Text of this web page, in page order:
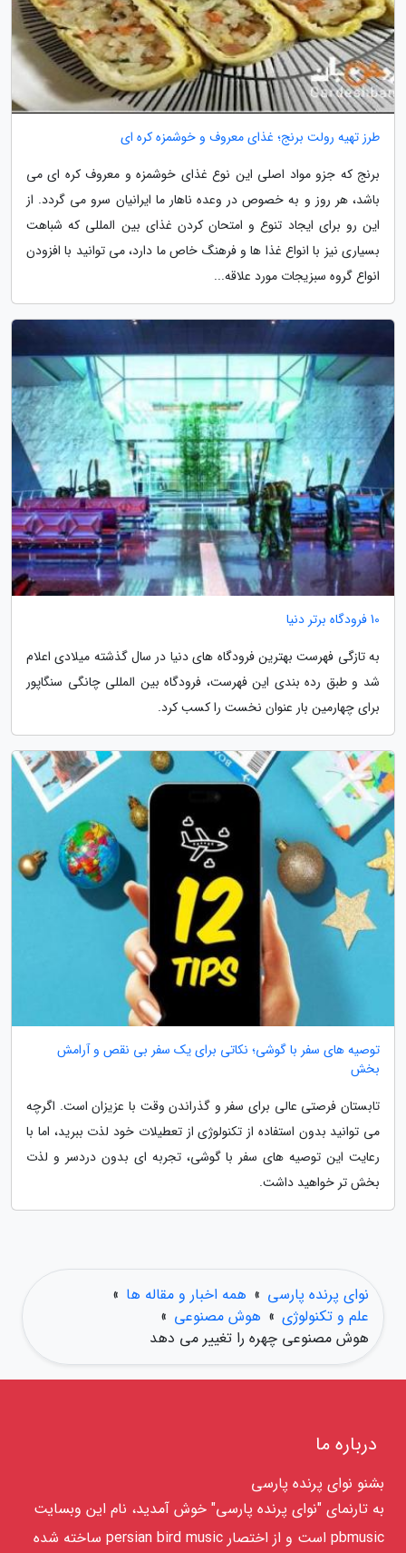
طرز تهیه رولت برنج؛ غذای معروف و خوشمزه کره ای
برنج که جزو مواد اصلی این نوع غذای خوشمزه و معروف کره ای می
باشد، هر روز و به خصوص در وعده ناهار ما ایرانیان سرو می گردد. از
این رو برای ایجاد تنوع و امتحان کردن غذای بین المللی که شباهت
بسیاری نیز با انواع غذا ها و فرهنگ خاص ما دارد، می توانید با افزودن
انواع گروه سبزیجات مورد علاقه...
10 فرودگاه برتر دنیا
به تازگی فهرست بهترین فرودگاه های دنیا در سال گذشته میلادی اعلام
شد و طبق رده بندی این فهرست، فرودگاه بین المللی چانگی سنگاپور
برای چهارمین بار عنوان نخست را کسب کرد.
توصیه های سفر با گوشی؛ نکاتی برای یک سفر بی نقص و آرامش
بخش
تابستان فرصتی عالی برای سفر و گذراندن وقت با عزیزان است. اگرچه
می توانید بدون استفاده از تکنولوژی از تعطیلات خود لذت ببرید، اما با
رعایت این توصیه های سفر با گوشی، تجربه ای بدون دردسر و لذت
بخش تر خواهید داشت.
نوای پرنده پارسی » همه اخبار و مقاله ها »
علم و تکنولوژی » هوش مصنوعی »
هوش مصنوعی چهره را تغییر می دهد
درباره ما
بشنو نوای پرنده پارسی
به تارنمای "نوای پرنده پارسی" خوش آمدید، نام این وبسایت
pbmusic است و از اختصار persian bird music ساخته شده